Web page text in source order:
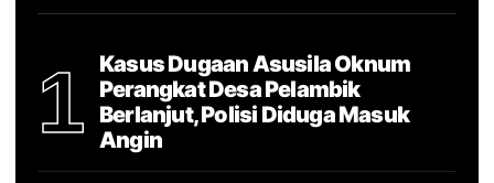
1
Kasus Dugaan Asusila Oknum
Perangkat Desa Pelambik
Berlanjut, Polisi Diduga Masuk
Angin